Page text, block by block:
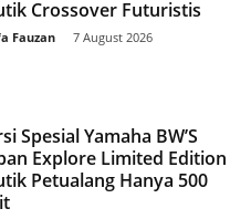
Crossover Futuristis
Fauzan 7 August 2026
Spesial Yamaha BW’S
Explore Limited Edition
Petualang Hanya 500